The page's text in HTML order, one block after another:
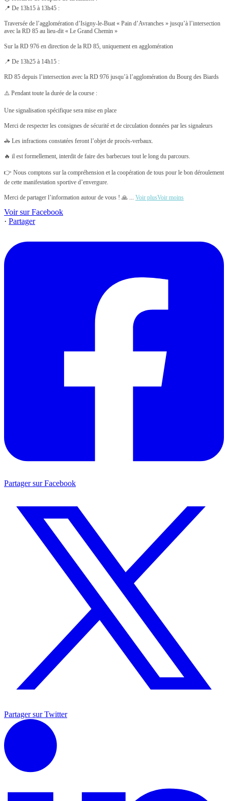
📍 De 13h15 à 13h45 :
Traversée de l’agglomération d’Isigny-le-Buat « Pain d’Avranches » jusqu’à l’intersection
avec la RD 85 au lieu-dit « Le Grand Chemin »
Sur la RD 976 en direction de la RD 85, uniquement en agglomération
📍 De 13h25 à 14h15 :
RD 85 depuis l’intersection avec la RD 976 jusqu’à l’agglomération du Bourg des Biards
⚠️ Pendant toute la durée de la course :
Une signalisation spécifique sera mise en place
Merci de respecter les consignes de sécurité et de circulation données par les signaleurs
🚓 Les infractions constatées feront l’objet de procès-verbaux.
🔥 il est formellement, interdit de faire des barbecues tout le long du parcours.
👉 Nous comptons sur la compréhension et la coopération de tous pour le bon déroulement
de cette manifestation sportive d’envergure.
Merci de partager l’information autour de vous ! 🙏 Voir plusVoir moins
Voir sur Facebook
· Partager
Partager sur Facebook
Partager sur Twitter